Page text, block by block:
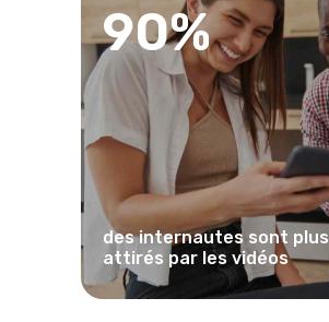
90%
des internautes sont plus
attirés par les vidéos